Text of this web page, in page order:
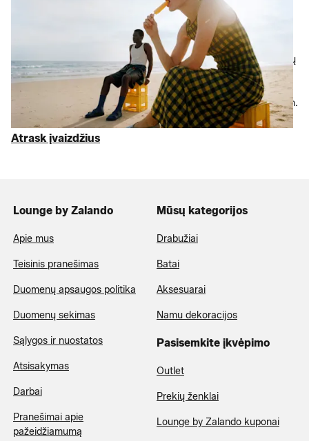
Keliauk daugiau, mokėk
Tavo vasaros garderobas prasideda nuo pagrindų. Nuo klasikinių
BirkenstockirLevi’s džinsų ikimaudymosi kostiumėliųir
suknelių
, kurios tikrai vertos dėmesio – atrinkome geriausius
pasiūlymus iki 75 % pigiau nei RMK. Kraukislagaminusir pirmyn.
Su ONLY ir dar daugiau.
Atrask įvaizdžius
Lounge by Zalando
Apie mus
Teisinis pranešimas
Duomenų apsaugos politika
Duomenų sekimas
Sąlygos ir nuostatos
Atsisakymas
Darbai
Pranešimai apie
pažeidžiamumą
Mūsų kategorijos
Drabužiai
Batai
Aksesuarai
Namu dekoracijos
Pasisemkite įkvėpimo
Outlet
Prekių ženklai
Lounge by Zalando kuponai